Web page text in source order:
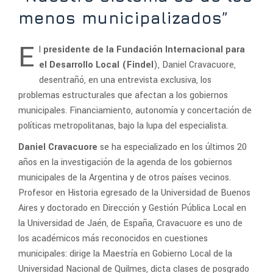
menos municipalizados”
E l presidente de la Fundación Internacional para
el Desarrollo Local (Findel), Daniel Cravacuore,
desentrañó, en una entrevista exclusiva, los
problemas estructurales que afectan a los gobiernos
municipales. Financiamiento, autonomía y concertación de
políticas metropolitanas, bajo la lupa del especialista.
Daniel Cravacuore se ha especializado en los últimos 20
años en la investigación de la agenda de los gobiernos
municipales de la Argentina y de otros países vecinos.
Profesor en Historia egresado de la Universidad de Buenos
Aires y doctorado en Dirección y Gestión Pública Local en
la Universidad de Jaén, de España, Cravacuore es uno de
los académicos más reconocidos en cuestiones
municipales: dirige la Maestría en Gobierno Local de la
Universidad Nacional de Quilmes, dicta clases de posgrado